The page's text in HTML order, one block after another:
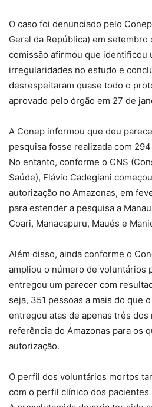
O caso foi denunciado pelo
Geral da República) em setembro
comissão afirmou que identificou
irregularidades no estudo e
desrespeitaram quase todo o
aprovado pelo órgão em 27 de
A Conep informou que deu
pesquisa fosse realizada com
No entanto, conforme o CNS
Saúde), Flávio Cadegiani
autorização no Amazonas, em
para estender a pesquisa a
Coari, Manacapuru, Maués e
Além disso, ainda conforme o
ampliou o número de voluntários
entregou um parecer com
seja, 351 pessoas a mais do que
entregou atas de apenas três
referência do Amazonas para os
autorização.
O perfil dos voluntários mortos
com o perfil clínico dos pacientes